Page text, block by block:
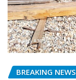
BREAKING NEWS